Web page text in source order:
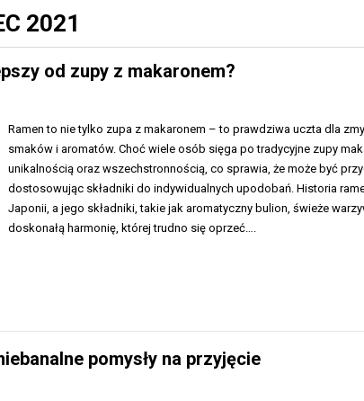
2021
od zupy z makaronem?
Ramen to nie tylko zupa z makaronem – to prawdziwa uczta dla
smaków i aromatów. Choć wiele osób sięga po tradycyjne zupy
unikalnością oraz wszechstronnością, co sprawia, że może być
dostosowując składniki do indywidualnych upodobań. Historia
Japonii, a jego składniki, takie jak aromatyczny bulion, świeże
doskonałą harmonię, której trudno się oprzeć….
pomysły na przyjęcie